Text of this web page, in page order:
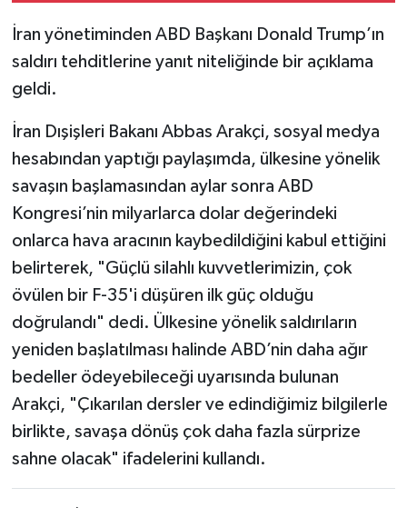
İran yönetiminden ABD Başkanı Donald Trump’ın
saldırı tehditlerine yanıt niteliğinde bir açıklama
geldi.
İran Dışişleri Bakanı Abbas Arakçi, sosyal medya
hesabından yaptığı paylaşımda, ülkesine yönelik
savaşın başlamasından aylar sonra ABD
Kongresi’nin milyarlarca dolar değerindeki
onlarca hava aracının kaybedildiğini kabul ettiğini
belirterek, "Güçlü silahlı kuvvetlerimizin, çok
övülen bir F-35'i düşüren ilk güç olduğu
doğrulandı" dedi. Ülkesine yönelik saldırıların
yeniden başlatılması halinde ABD’nin daha ağır
bedeller ödeyebileceği uyarısında bulunan
Arakçi, "Çıkarılan dersler ve edindiğimiz bilgilerle
birlikte, savaşa dönüş çok daha fazla sürprize
sahne olacak" ifadelerini kullandı.